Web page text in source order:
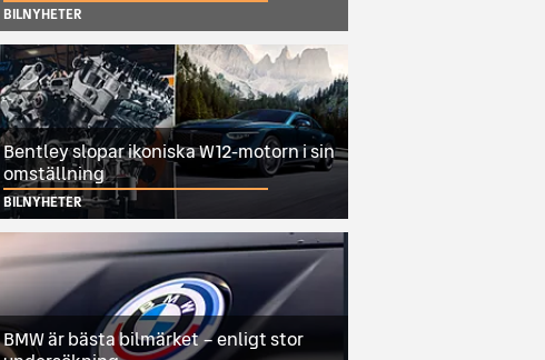
BILNYHETER
Bentley slopar ikoniska W12-motorn i sin
omställning
BILNYHETER
BMW är bästa bilmärket – enligt stor